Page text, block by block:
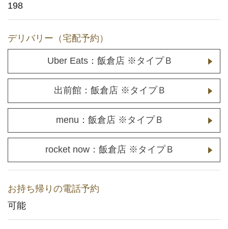
198
デリバリー（宅配予約）
Uber Eats：飯倉店 ※タイプＢ
出前館：飯倉店 ※タイプＢ
menu：飯倉店 ※タイプＢ
rocket now：飯倉店 ※タイプＢ
お持ち帰りの電話予約
可能